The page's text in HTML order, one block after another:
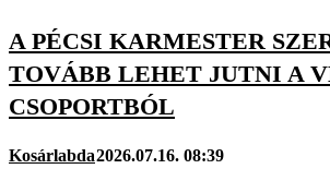
A PÉCSI KARMESTER
TOVÁBB LEHET JUTNI A
CSOPORTBÓL
Kosárlabda2026.07.16. 08:39